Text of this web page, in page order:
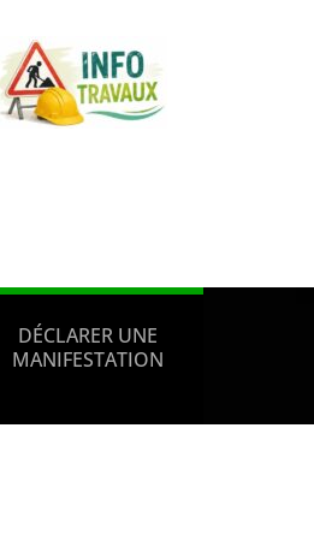
DÉCLARER UNE
MANIFESTATION